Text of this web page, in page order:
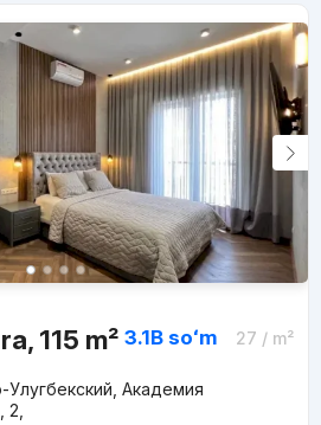
115 m² 3.1B soʻm 27 / m²
Академия